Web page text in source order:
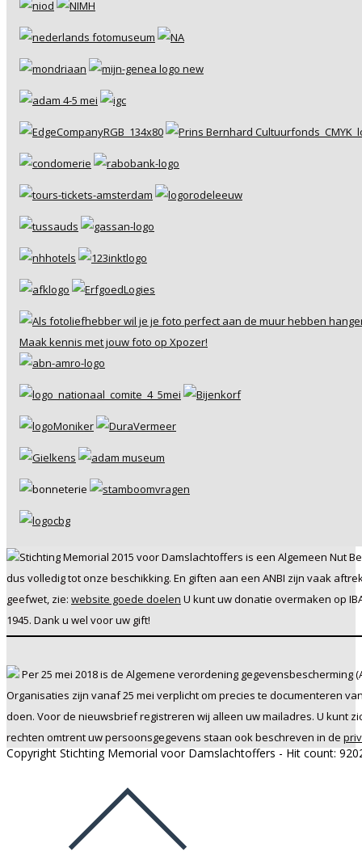
Stichting Memorial 2015 voor Damslachtoffers is een Algemeen Nut
dus volledig tot onze beschikking. En giften aan een ANBI zijn vaak
geefwet, zie: website goede doelen U kunt uw donatie overmaken op
1945. Dank u wel voor uw gift!
Per 25 mei 2018 is de Algemene verordening
Organisaties zijn vanaf 25 mei verplicht om precies te documenteren
doen. Voor de nieuwsbrief registreren wij alleen uw mailadres. U kunt
rechten omtrent uw persoonsgegevens staan ook beschreven in de
Copyright Stichting Memorial voor Damslachtoffers - Hit count: